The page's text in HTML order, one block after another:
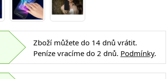
Zboží můžete do 14 dnů vrátit.
Peníze vracíme do 2 dnů. Podmínky.